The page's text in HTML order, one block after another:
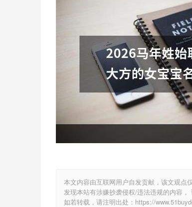
本文内容由互联网用户自发贡献，该文观点
发现本站有涉嫌抄袭侵权/违法违规的内容，
如若转载，请注明出处：https://